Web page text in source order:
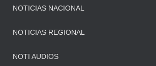
NOTICIAS NACIONAL
NOTICIAS REGIONAL
NOTI AUDIOS